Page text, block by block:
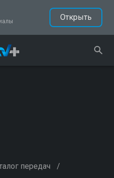
Открыть
передач /